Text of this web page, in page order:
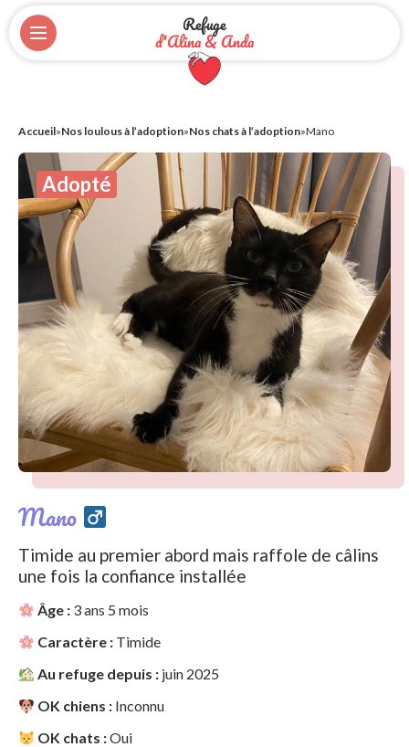
Refuge
d'Alina & Anda
Accueil»Nos loulous à l’adoption»Nos chats à l’adoption»Mano
Adopté
Mano
Timide au premier abord mais raffole de câlins
une fois la confiance installée
Âge : 3 ans 5 mois
Caractère : Timide
Au refuge depuis : juin 2025
OK chiens : Inconnu
OK chats :Oui